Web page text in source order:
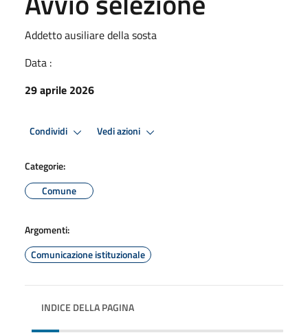
Addetto ausiliare della sosta
Data :
29 aprile 2026
Condividi Vedi azioni
Categorie:
Comune
Argomenti:
Comunicazione istituzionale
INDICE DELLA PAGINA